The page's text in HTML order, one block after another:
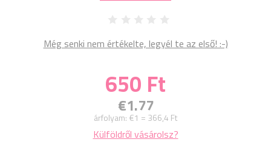
Még senki nem értékelte, legyél te az első! :-)
650 Ft
€1.77
árfolyam: €1 = 366,4 Ft
Külföldről vásárolsz?